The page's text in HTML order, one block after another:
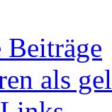
Beiträge
als